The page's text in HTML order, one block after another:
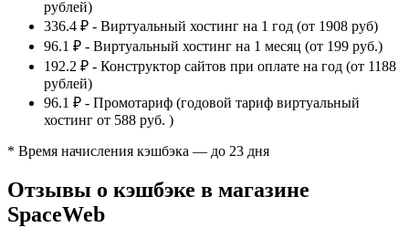
рублей)
336.4 ₽ - Виртуальный хостинг на 1 год (от 1908 руб)
96.1 ₽ - Виртуальный хостинг на 1 месяц (от 199 руб.)
192.2 ₽ - Конструктор сайтов при оплате на год (от 1188
рублей)
96.1 ₽ - Промотариф (годовой тариф виртуальный
хостинг от 588 руб. )
* Время начисления кэшбэка — до 23 дня
Отзывы о кэшбэке в магазине
SpaceWeb